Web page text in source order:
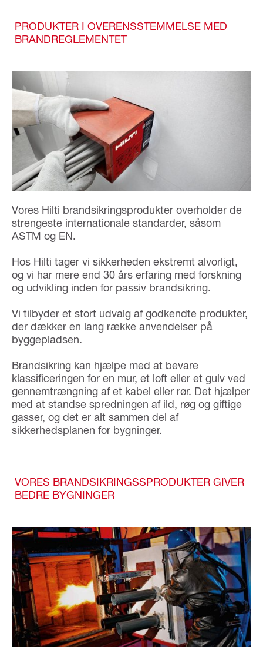
PRODUKTER I OVERENSSTEMMELSE MED
BRANDREGLEMENTET
Vores Hilti brandsikringsprodukter overholder de
strengeste internationale standarder, såsom
ASTM og EN.
Hos Hilti tager vi sikkerheden ekstremt alvorligt,
og vi har mere end 30 års erfaring med forskning
og udvikling inden for passiv brandsikring.
Vi tilbyder et stort udvalg af godkendte produkter,
der dækker en lang række anvendelser på
byggepladsen.
Brandsikring kan hjælpe med at bevare
klassificeringen for en mur, et loft eller et gulv ved
gennemtrængning af et kabel eller rør. Det hjælper
med at standse spredningen af ild, røg og giftige
gasser, og det er alt sammen del af
sikkerhedsplanen for bygninger.
VORES BRANDSIKRINGSSPRODUKTER GIVER
BEDRE BYGNINGER